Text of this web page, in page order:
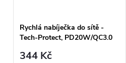
Rychlá nabíječka do sítě -
Tech-Protect, PD20W/QC3.0
344 Kč